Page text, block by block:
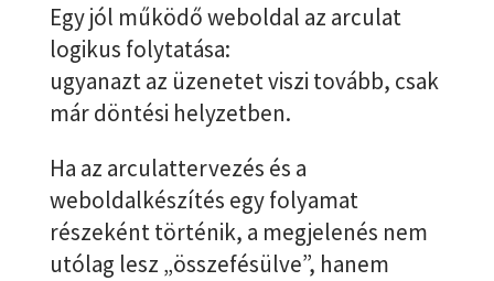
Egy jól működő weboldal az arculat
logikus folytatása:
ugyanazt az üzenetet viszi tovább, csak
már döntési helyzetben.
Ha az arculattervezés és a
weboldalkészítés egy folyamat
részeként történik, a megjelenés nem
utólag lesz „összefésülve”, hanem